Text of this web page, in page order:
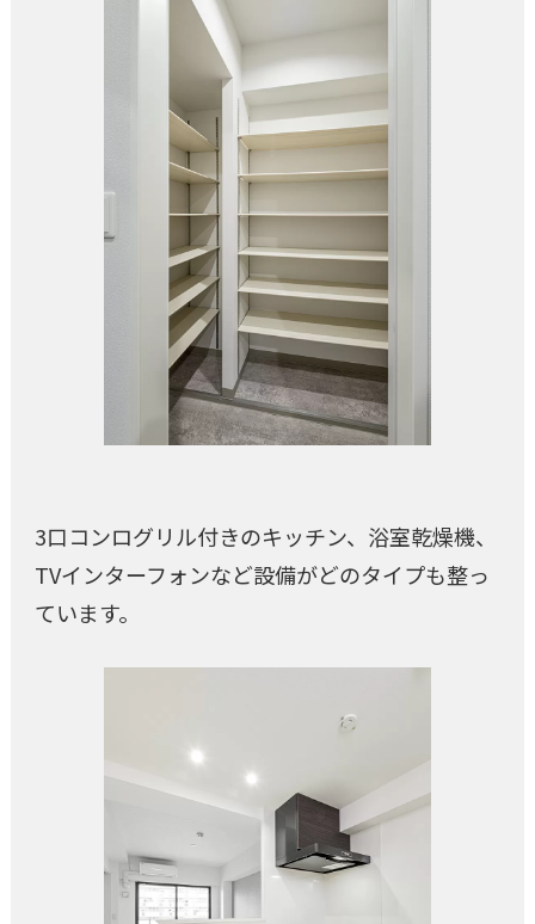
3口コンログリル付きのキッチン、浴室乾燥機、
TVインターフォンなど設備がどのタイプも整っ
ています。